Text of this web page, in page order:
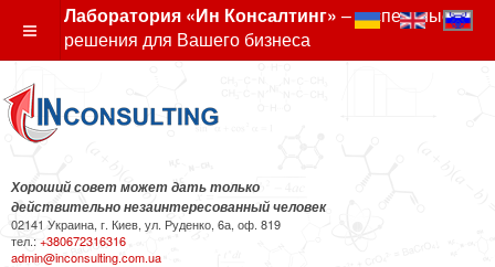
Лаборатория «Ин Консалтинг» – экспертные
решения для Вашего бизнеса
Хороший совет может дать только
действительно незаинтересованный человек
02141 Украина, г. Киев, ул. Руденко, 6а, оф. 819
тел.: +380672316316
admin@inconsulting.com.ua